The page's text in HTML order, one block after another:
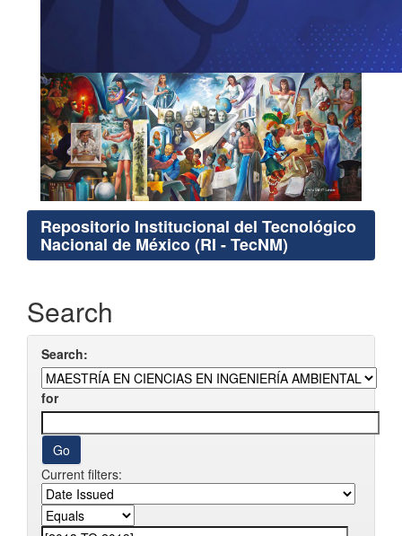
Repositorio Institucional del Tecnológico
Nacional de México (RI - TecNM)
Search
Search:
for
Current filters: